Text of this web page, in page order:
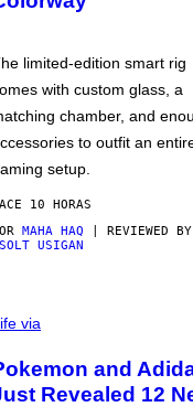
limited-edition smart rig
with custom glass, a
chamber, and
to outfit an
setup.
10 HORAS
MAHA HAQ | REVIEWED BY
USIGAN
via
and
Revealed 12